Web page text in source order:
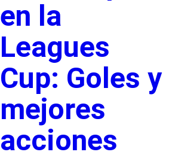
en la
Leagues
Cup: Goles y
mejores
acciones